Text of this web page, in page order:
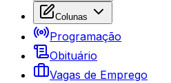
Colunas
Programação
Obituário
Vagas de Emprego